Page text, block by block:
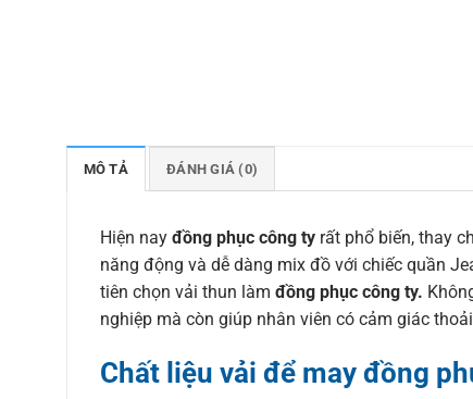
MÔ TẢ ĐÁNH GIÁ (0)
Hiện nay đồng phục công tyrất phổ biến, thay
năng động và dễ dàng mix đồ với chiếc quần
tiên chọn vải thun làm đồng phục công ty.
nghiệp mà còn giúp nhân viên có cảm giác
Chất liệu vải để may đồng